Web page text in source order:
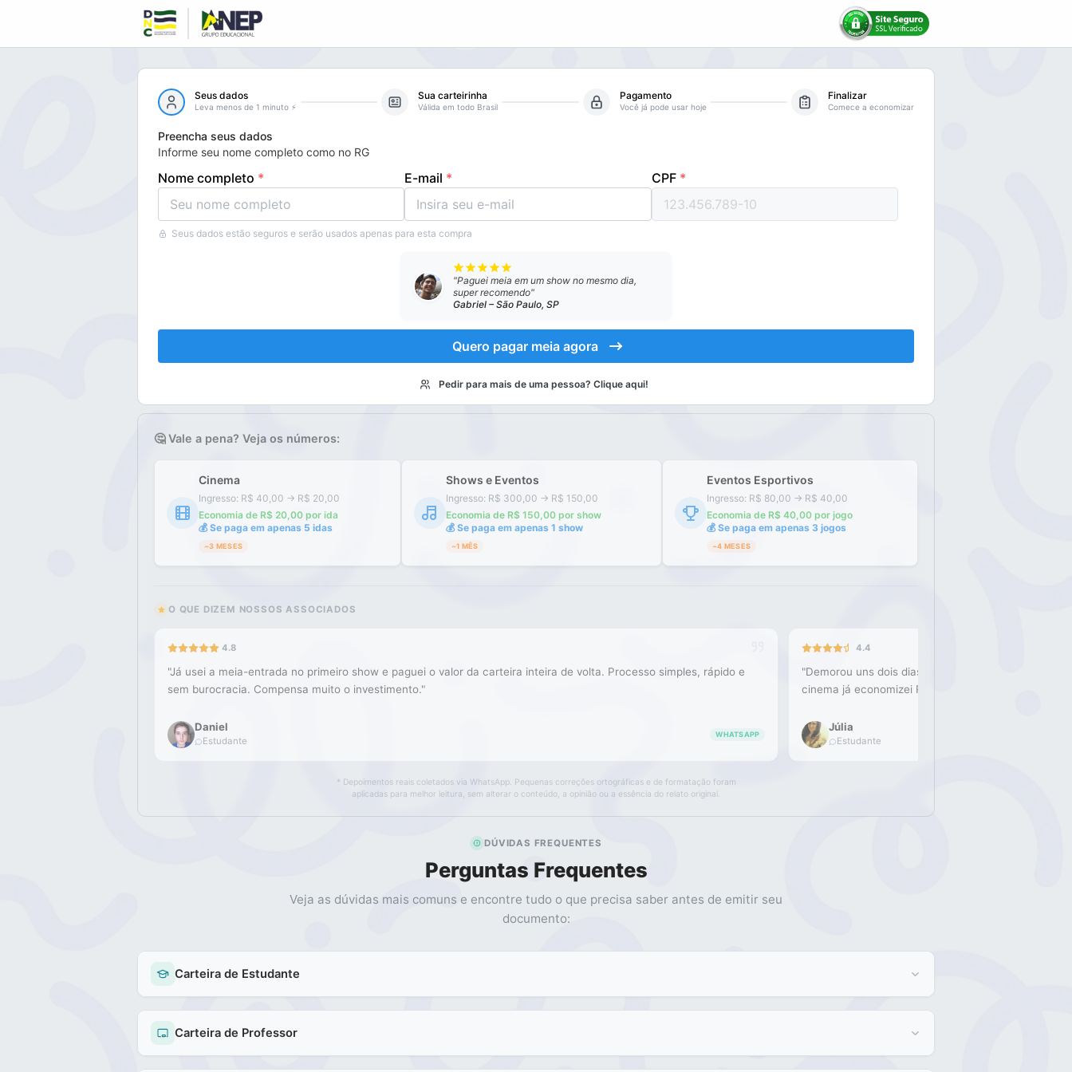
Seus dados
Leva menos de 1 minuto ⚡
Sua carteirinha
Válida em todo Brasil
Pagamento
Você já pode usar hoje
Finalizar
Comece a economizar
Preencha seus dados
Informe seu nome completo como no RG
Nome completo * E-mail * CPF*
Seus dados estão seguros e serão usados apenas para esta compra
"Paguei meia em um show no mesmo dia,
super recomendo"
Gabriel – São Paulo, SP
Quero pagar meia agora
Pedir para mais de uma pessoa? Clique aqui!
🤔 Vale a pena? Veja os números:
Cinema
Ingresso: R$ 40,00 → R$ 20,00
Economia de R$ 20,00 por ida
💰Se paga em apenas 5 idas
~3 MESES
Shows e Eventos
Ingresso: R$ 300,00 → R$ 150,00
Economia de R$ 150,00 por show
💰Se paga em apenas 1 show
~1 MÊS
Eventos Esportivos
Ingresso: R$ 80,00 → R$ 40,00
Economia de R$ 40,00 por jogo
💰Se paga em apenas 3 jogos
~4 MESES
O QUE DIZEM NOSSOS ASSOCIADOS
4.8
"Já usei a meia-entrada no primeiro show e paguei o valor da carteira inteira de volta. Processo simples, rápido e
sem burocracia. Compensa muito o investimento."
Daniel
Estudante
WHATSAPP
4.4
"Demorou uns dois dias a mais do que eu
cinema já economizei R$30 e agora uso todo mês.
Júlia
Estudante
* Depoimentos reais coletados via WhatsApp. Pequenas correções ortográficas e de formatação foram
aplicadas para melhor leitura, sem alterar o conteúdo, a opinião ou a essência do relato original.
DÚVIDAS FREQUENTES
Perguntas Frequentes
Veja as dúvidas mais comuns e encontre tudo o que precisa saber antes de emitir seu
documento:
Carteira de Estudante
Carteira de Professor